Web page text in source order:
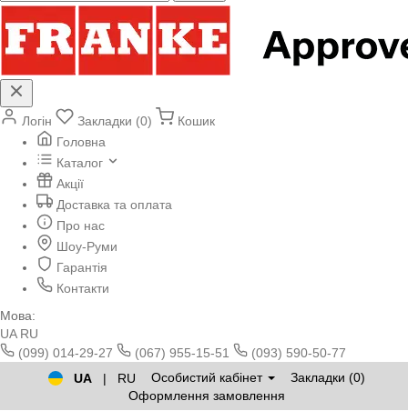
Логін Закладки (0)
Кошик
Головна
Каталог
Акції
Доставка та оплата
Про нас
Шоу-Руми
Гарантія
Контакти
Мова:
UA RU
(099) 014-29-27
(067) 955-15-51
(093) 590-50-77
UA
| RU Особистий кабінет
Закладки (0)
Оформлення замовлення